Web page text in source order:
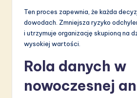
Ten proces zapewnia, że każda
dowodach. Zmniejsza ryzyko
i utrzymuje organizację skupioną na
wysokiej wartości.
Rola danych w
nowoczesnej